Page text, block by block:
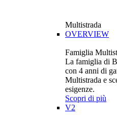
Multistrada
OVERVIEW
Famiglia
La famiglia di
con 4 anni di
Multistrada e
esigenze.
Scopri di più
V2